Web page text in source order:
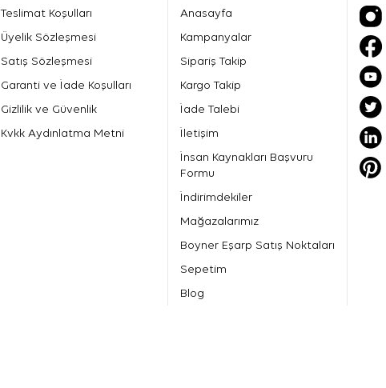
Teslimat Koşulları
Üyelik Sözleşmesi
Satış Sözleşmesi
Garanti ve İade Koşulları
Gizlilik ve Güvenlik
Kvkk Aydınlatma Metni
Anasayfa
Kampanyalar
Sipariş Takip
Kargo Takip
İade Talebi
İletişim
İnsan Kaynakları Başvuru
Formu
İndirimdekiler
Mağazalarımız
Boyner Eşarp Satış Noktaları
Sepetim
Blog